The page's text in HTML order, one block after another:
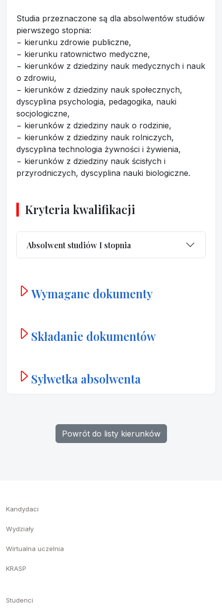
Studia przeznaczone są dla absolwentów studiów
pierwszego stopnia:
− kierunku zdrowie publiczne,
− kierunku ratownictwo medyczne,
− kierunków z dziedziny nauk medycznych i nauk
o zdrowiu,
− kierunków z dziedziny nauk społecznych,
dyscyplina psychologia, pedagogika, nauki
socjologiczne,
− kierunków z dziedziny nauk o rodzinie,
− kierunków z dziedziny nauk rolniczych,
dyscyplina technologia żywności i żywienia,
− kierunków z dziedziny nauk ścisłych i
przyrodniczych, dyscyplina nauki biologiczne.
Kryteria kwalifikacji
Absolwent studiów I stopnia
Wymagane dokumenty
Składanie dokumentów
Sylwetka absolwenta
Powrót do listy kierunków
Kandydaci
Wydziały
Wirtualna uczelnia
KRASP
Studenci